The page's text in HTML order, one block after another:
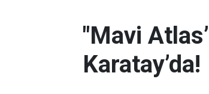
"Mavi
Karatay’da!